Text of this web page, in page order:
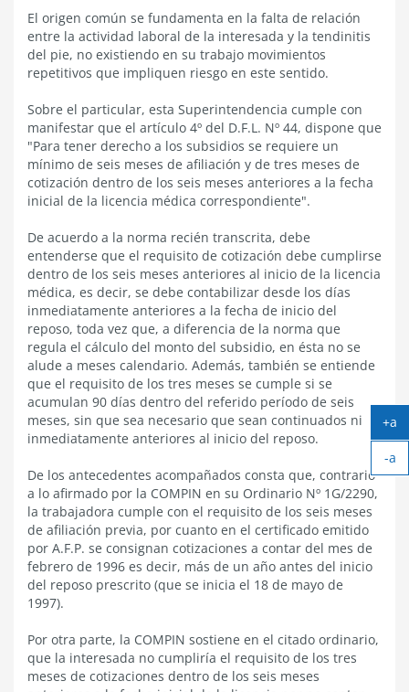
El origen común se fundamenta en la falta de relación
entre la actividad laboral de la interesada y la tendinitis
del pie, no existiendo en su trabajo movimientos
repetitivos que impliquen riesgo en este sentido.
Sobre el particular, esta Superintendencia cumple con
manifestar que el artículo 4º del D.F.L. Nº 44, dispone que
"Para tener derecho a los subsidios se requiere un
mínimo de seis meses de afiliación y de tres meses de
cotización dentro de los seis meses anteriores a la fecha
inicial de la licencia médica correspondiente".
De acuerdo a la norma recién transcrita, debe
entenderse que el requisito de cotización debe cumplirse
dentro de los seis meses anteriores al inicio de la licencia
médica, es decir, se debe contabilizar desde los días
inmediatamente anteriores a la fecha de inicio del
reposo, toda vez que, a diferencia de la norma que
regula el cálculo del monto del subsidio, en ésta no se
alude a meses calendario. Además, también se entiende
que el requisito de los tres meses se cumple si se
acumulan 90 días dentro del referido período de seis
meses, sin que sea necesario que sean continuados ni
inmediatamente anteriores al inicio del reposo.
De los antecedentes acompañados consta que, contrario
a lo afirmado por la COMPIN en su Ordinario Nº 1G/2290,
la trabajadora cumple con el requisito de los seis meses
de afiliación previa, por cuanto en el certificado emitido
por A.F.P. se consignan cotizaciones a contar del mes de
febrero de 1996 es decir, más de un año antes del inicio
del reposo prescrito (que se inicia el 18 de mayo de
1997).
Por otra parte, la COMPIN sostiene en el citado ordinario,
que la interesada no cumpliría el requisito de los tres
meses de cotizaciones dentro de los seis meses
+a
-a